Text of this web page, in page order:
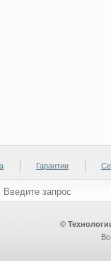
Гарантии
©